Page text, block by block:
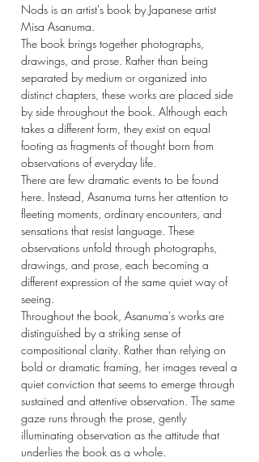
Nods is an artist's book by Japanese artist
Misa Asanuma.
The book brings together photographs,
drawings, and prose. Rather than being
separated by medium or organized into
distinct chapters, these works are placed side
by side throughout the book. Although each
takes a different form, they exist on equal
footing as fragments of thought born from
observations of everyday life.
There are few dramatic events to be found
here. Instead, Asanuma turns her attention to
fleeting moments, ordinary encounters, and
sensations that resist language. These
observations unfold through photographs,
drawings, and prose, each becoming a
different expression of the same quiet way of
seeing.
Throughout the book, Asanuma's works are
distinguished by a striking sense of
compositional clarity. Rather than relying on
bold or dramatic framing, her images reveal a
quiet conviction that seems to emerge through
sustained and attentive observation. The same
gaze runs through the prose, gently
illuminating observation as the attitude that
underlies the book as a whole.